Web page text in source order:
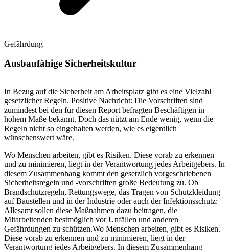
Gefährdung
Ausbaufähige Sicherheitskultur
In Bezug auf die Sicherheit am Arbeitsplatz gibt es eine Vielzahl
gesetzlicher Regeln. Positive Nachricht: Die Vorschriften sind
zumindest bei den für diesen Report befragten Beschäftigen in
hohem Maße bekannt. Doch das nützt am Ende wenig, wenn die
Regeln nicht so eingehalten werden, wie es eigentlich
wünschenswert wäre.
Wo Menschen arbeiten, gibt es Risiken. Diese vorab zu erkennen
und zu minimieren, liegt in der Verantwortung jedes Arbeitgebers. In
diesem Zusammenhang kommt den gesetzlich vorgeschriebenen
Sicherheitsregeln und -vorschriften große Bedeutung zu. Ob
Brandschutzregeln, Rettungswege, das Tragen von Schutzkleidung
auf Baustellen und in der Industrie oder auch der Infektionsschutz:
Allesamt sollen diese Maßnahmen dazu beitragen, die
Mitarbeitenden bestmöglich vor Unfällen und anderen
Gefährdungen zu schützen.Wo Menschen arbeiten, gibt es Risiken.
Diese vorab zu erkennen und zu minimieren, liegt in der
Verantwortung jedes Arbeitgebers. In diesem Zusammenhang